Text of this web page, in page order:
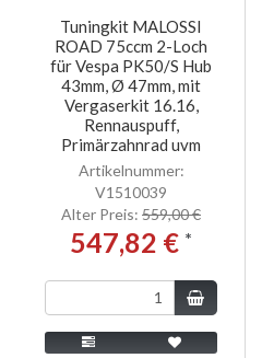
Tuningkit MALOSSI
ROAD 75ccm 2-Loch
für Vespa PK50/S Hub
43mm, Ø 47mm, mit
Vergaserkit 16.16,
Rennauspuff,
Primärzahnrad uvm
Artikelnummer:
V1510039
Alter Preis: 559,00 €
547,82 € *